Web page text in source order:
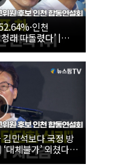
인천
래 따돌렸다’ |
표·최고위원 후
민석보다 국정 방
대체불가’ 외쳤다 |
표·최고위원 후